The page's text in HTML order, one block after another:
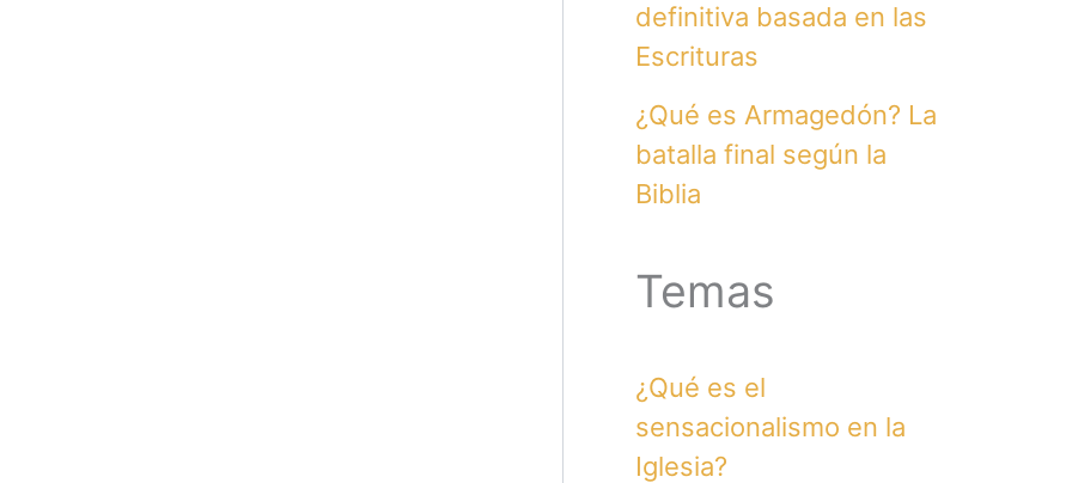
definitiva basada en las
Escrituras
¿Qué es Armagedón? La
batalla final según la
Biblia
Temas
¿Qué es el
sensacionalismo en la
Iglesia?